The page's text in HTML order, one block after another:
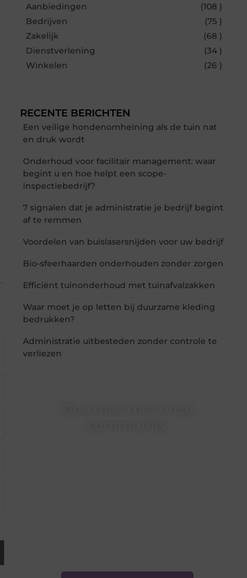
Aanbiedingen
(108 )
Bedrijven
(75 )
Zakelijk
(68 )
Dienstverlening
(34 )
Winkelen
(26 )
RECENTE BERICHTEN
Een veilige hondenomheining als de tuin nat
en druk wordt
Onderhoud voor facilitair management: waar
begint u en hoe helpt een scope-
inspectiebedrijf?
7 signalen dat je administratie je bedrijf begint
af te remmen
Voordelen van buislasersnijden voor uw bedrijf
Bio-sfeerhaarden onderhouden zonder zorgen
Efficiënt tuinonderhoud met tuinafvalzakken
Waar moet je op letten bij duurzame kleding
bedrukken?
Administratie uitbesteden zonder controle te
verliezen